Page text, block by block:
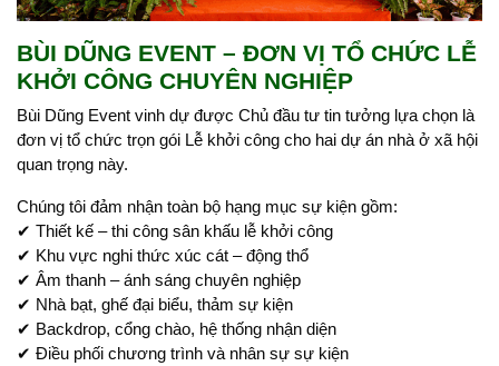
BÙI DŨNG EVENT – ĐƠN VỊ TỔ CHỨC LỄ
KHỞI CÔNG CHUYÊN NGHIỆP
Bùi Dũng Event vinh dự được Chủ đầu tư tin tưởng lựa chọn là
đơn vị tổ chức trọn gói Lễ khởi công cho hai dự án nhà ở xã hội
quan trọng này.
Chúng tôi đảm nhận toàn bộ hạng mục sự kiện gồm:
✔ Thiết kế – thi công sân khấu lễ khởi công
✔ Khu vực nghi thức xúc cát – động thổ
✔ Âm thanh – ánh sáng chuyên nghiệp
✔ Nhà bạt, ghế đại biểu, thảm sự kiện
✔ Backdrop, cổng chào, hệ thống nhận diện
✔ Điều phối chương trình và nhân sự sự kiện